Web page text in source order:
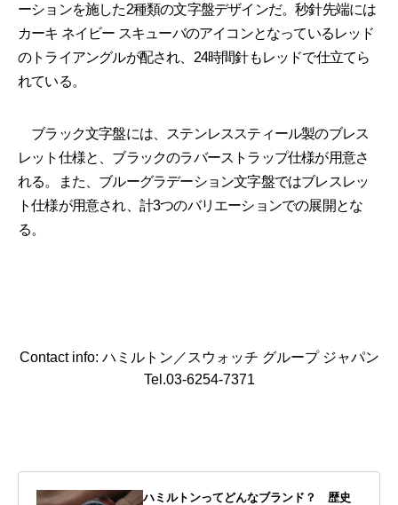
ーションを施した2種類の文字盤デザインだ。秒針先端には
カーキ ネイビー スキューバのアイコンとなっているレッド
のトライアングルが配され、24時間針もレッドで仕立てら
れている。
ブラック文字盤には、ステンレススティール製のブレス
レット仕様と、ブラックのラバーストラップ仕様が用意さ
れる。また、ブルーグラデーション文字盤ではブレスレッ
ト仕様が用意され、計3つのバリエーションでの展開とな
る。
Contact info: ハミルトン／スウォッチ グループ ジャパン
Tel.03-6254-7371
ハミルトンってどんなブランド？ 歴史